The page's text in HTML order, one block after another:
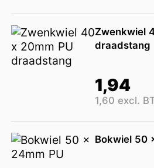
Zwenkwiel
draadstang
1,94
1,60 excl.
Bokwiel 50